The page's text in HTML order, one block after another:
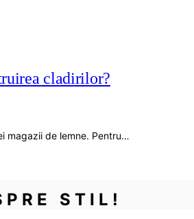
cladirilor?
magazii de lemne. Pentru…